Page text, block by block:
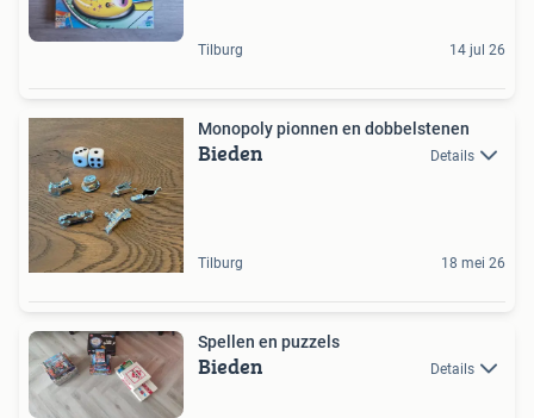
Tilburg 14 jul 26
Monopoly pionnen en dobbelstenen
Bieden Details
Tilburg 18 mei 26
Spellen en puzzels
Bieden Details